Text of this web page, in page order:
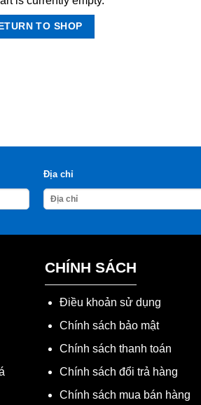
TO SHOP
Địa chỉ
CHÍNH SÁCH
Điều khoản sử dụng
Chính sách bảo mật
Chính sách thanh toán
Chính sách đổi trả hàng
Chính sách mua bán hàng